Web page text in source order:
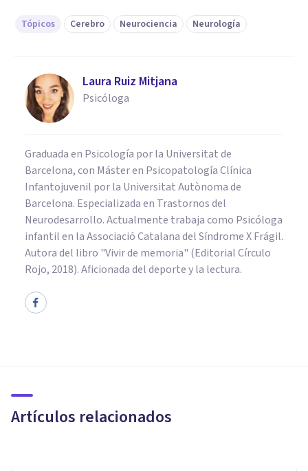
Tópicos Cerebro Neurociencia Neurología
Laura Ruiz Mitjana
Psicóloga
Graduada en Psicología por la Universitat de
Barcelona, con Máster en Psicopatología Clínica
Infantojuvenil por la Universitat Autònoma de
Barcelona. Especializada en Trastornos del
Neurodesarrollo. Actualmente trabaja como Psicóloga
infantil en la Associació Catalana del Síndrome X Frágil.
Autora del libro "Vivir de memoria" (Editorial Círculo
Rojo, 2018). Aficionada del deporte y la lectura.
Artículos relacionados
funciones